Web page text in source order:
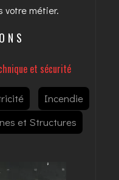
votre métier.
et sécurité
Incendie
et Structures